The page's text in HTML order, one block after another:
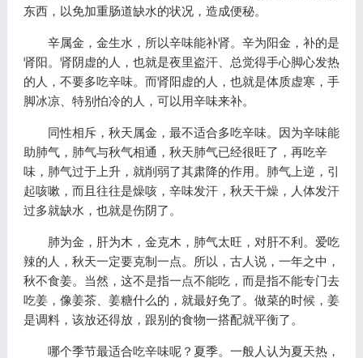
东西，以免加重肠道缺水的状况，造成便秘。
辛属金，金生水，所以辛味能补肾。辛为阳金，补的是
肾阳。肾阴虚的人，也就是夜里盗汗、总觉得手心脚心发热
的人，不要多吃辛味。而肾阳虚的人，也就是体质虚寒，手
脚冰凉、特别怕冷的人，可以用辛味来补。
同性相斥，秋天属金，最不适合多吃辛味。因为辛味能
助肺气，肺气与秋气相通，秋天肺气已经很旺了，再吃辛
味，肺气过于上升，就削弱了其肃降的作用。肺气上逆，引
起咳嗽，而且往往是燥咳，辛味发汗，秋天干燥，人体发汗
过多就缺水，也就是伤阴了。
肺为金，肝为木，金克木，肺气太旺，对肝不利。爱吃
辣的人，秋天一定要克制一点。所以，古人说，一年之中，
秋不食姜。当然，这不是指一点不能吃，而是指不能专门去
吃姜，像姜茶、姜糖什么的，就最好免了。做菜的时候，姜
是调料，该放还得放，跟别的食物一搭配就平衡了。
哪个季节最适合吃辛味呢？夏季。一般人认为夏天热，